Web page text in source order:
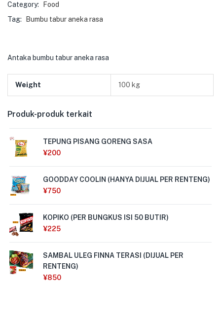
Category:
Food
Tag:
Bumbu tabur aneka rasa
Antaka bumbu tabur aneka rasa
Weight 100 kg
Produk-produk terkait
TEPUNG PISANG GORENG SASA
¥200
GOODDAY COOLIN (HANYA DIJUAL PER RENTENG)
¥750
KOPIKO (PER BUNGKUS ISI 50 BUTIR)
¥225
SAMBAL ULEG FINNA TERASI (DIJUAL PER
RENTENG)
¥850